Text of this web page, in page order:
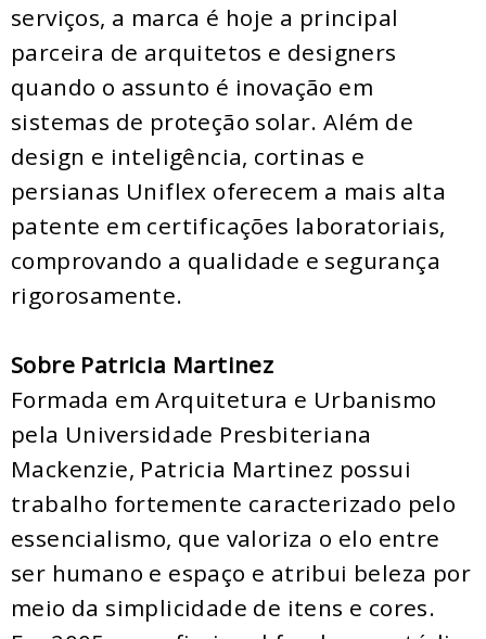
serviços, a marca é hoje a principal
parceira de arquitetos e designers
quando o assunto é inovação em
sistemas de proteção solar. Além de
design e inteligência, cortinas e
persianas Uniflex oferecem a mais alta
patente em certificações laboratoriais,
comprovando a qualidade e segurança
rigorosamente.
Sobre Patricia Martinez
Formada em Arquitetura e Urbanismo
pela Universidade Presbiteriana
Mackenzie, Patricia Martinez possui
trabalho fortemente caracterizado pelo
essencialismo, que valoriza o elo entre
ser humano e espaço e atribui beleza por
meio da simplicidade de itens e cores.